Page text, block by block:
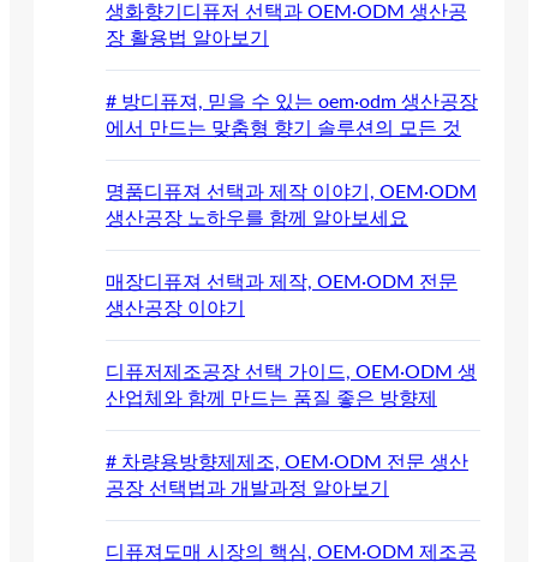
생화향기디퓨저 선택과 OEM·ODM 생산공
장 활용법 알아보기
# 방디퓨져, 믿을 수 있는 oem·odm 생산공장
에서 만드는 맞춤형 향기 솔루션의 모든 것
명품디퓨져 선택과 제작 이야기, OEM·ODM
생산공장 노하우를 함께 알아보세요
매장디퓨져 선택과 제작, OEM·ODM 전문
생산공장 이야기
디퓨저제조공장 선택 가이드, OEM·ODM 생
산업체와 함께 만드는 품질 좋은 방향제
# 차량용방향제제조, OEM·ODM 전문 생산
공장 선택법과 개발과정 알아보기
디퓨져도매 시장의 핵심, OEM·ODM 제조공